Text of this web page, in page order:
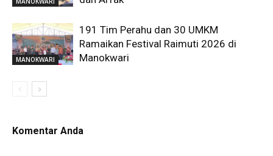
MANOKWARI
191 Tim Perahu dan 30 UMKM
Ramaikan Festival Raimuti 2026 di
Manokwari
Komentar Anda